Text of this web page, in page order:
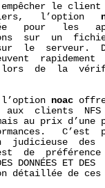
le
l’option
pour   les
sur  un
le  serveur.
rapidement
de  la
noac offre
aux  clients
au prix d’une
C’est
judicieuse  des
de
DONNÉES ET DES
détaillée de ces